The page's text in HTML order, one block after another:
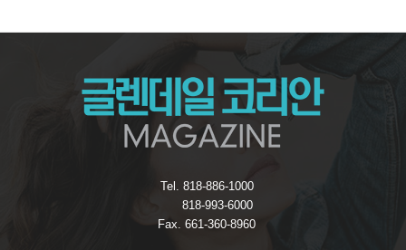
Tel. 818-886-1000
818-993-6000
Fax. 661-360-8960